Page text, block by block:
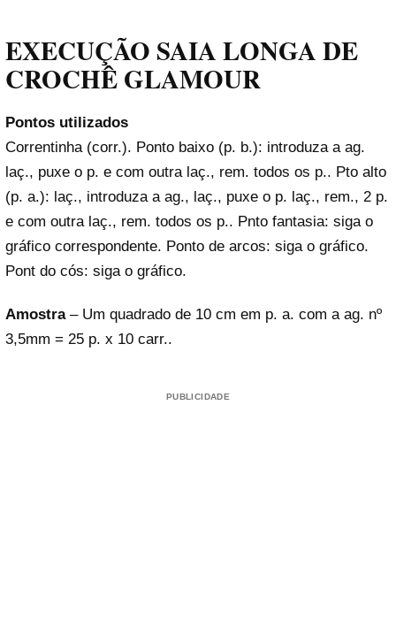
EXECUÇÃO SAIA LONGA DE
CROCHÊ GLAMOUR
Pontos utilizados
Correntinha (corr.). Ponto baixo (p. b.): introduza a ag.
laç., puxe o p. e com outra laç., rem. todos os p.. Pto alto
(p. a.): laç., introduza a ag., laç., puxe o p. laç., rem., 2 p.
e com outra laç., rem. todos os p.. Pnto fantasia: siga o
gráfico correspondente. Ponto de arcos: siga o gráfico.
Pont do cós: siga o gráfico.
Amostra – Um quadrado de 10 cm em p. a. com a ag. nº
3,5mm = 25 p. x 10 carr..
PUBLICIDADE